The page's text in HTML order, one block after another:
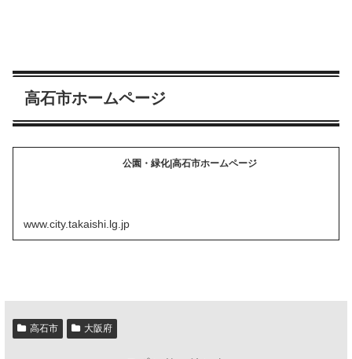
高石市ホームページ
公園・緑化|高石市ホームページ
www.city.takaishi.lg.jp
高石市 大阪府